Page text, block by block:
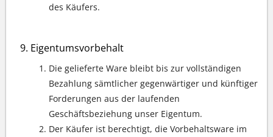
des Käufers.
Eigentumsvorbehalt
Die gelieferte Ware bleibt bis zur vollständigen
Bezahlung sämtlicher gegenwärtiger und künftiger
Forderungen aus der laufenden
Geschäftsbeziehung unser Eigentum.
Der Käufer ist berechtigt, die Vorbehaltsware im